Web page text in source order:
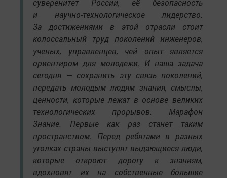
суверенитет России, её безопасность
и научно-технологическое лидерство.
За достижениями в этой отрасли стоит
колоссальный труд поколений инженеров,
ученых, управленцев, чей опыт является
ориентиром для молодежи. И наша задача
сегодня — сохранить эту связь поколений,
передать молодым людям знания, смыслы,
ценности, которые лежат в основе великих
технологических прорывов. Марафон
Знание. Первые как раз станет таким
пространством. Перед ребятами в разных
уголках страны выступят выдающиеся люди,
которые откроют дорогу к знаниям,
вдохновят их на собственные большие